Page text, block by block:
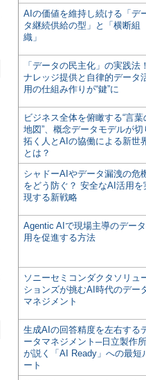
AIの価値を維持し続ける「デ
タ継続供給の型」と「横断組
織」
「データの民主化」の実践法！
ナレッジ提供と自律的データ
用の仕組み作りが“鍵”に
ビジネス全体を俯瞰する“言葉
地図”、概念データモデルが切
拓く人とAIの協働による新世
とは？
シャドーAIやデータ漏洩の危
をどう防ぐ？ 安全なAI活用を
現する新戦略
Agentic AIで現場主導のデー
用を促進する方法
ソニーセミコンダクタソリュ
ションズが挑むAI時代のデー
マネジメント
生成AIの回答精度を左右する
ータマネジメント─日立製作所
が説く「AI Ready」への最短
ート